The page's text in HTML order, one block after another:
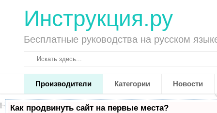
Инструкция.ру
Бесплатные руководства на русском
Производители Категории Новости
Как продвинуть сайт на первые места?